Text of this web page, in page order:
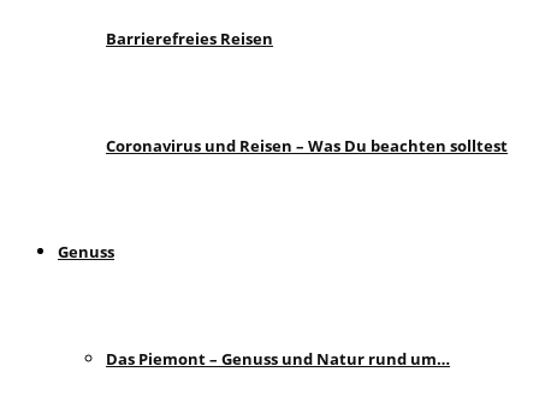
Barrierefreies Reisen
Coronavirus und Reisen – Was Du beachten solltest
Genuss
Das Piemont – Genuss und Natur rund um…